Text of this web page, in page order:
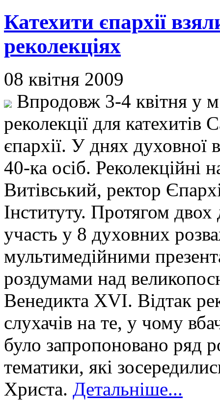
Катехити єпархії
реколекціях
08 квітня 2009
Впродовж 3-4 квітня у
реколекції для
єпархії. У днях духовної
40-ка осіб. Реколекційні
Витівський, ректор
Інституту. Протягом двох
участь у 8 духовних
мультимедійними
роздумами над
Венедикта XVI. Відтак
слухачів на те, у чому
було запропоновано ряд
тематики, які
Христа. Детальніше...